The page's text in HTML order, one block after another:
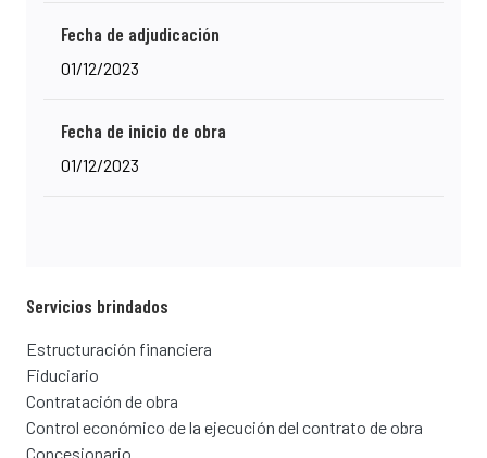
Fecha de adjudicación
01/12/2023
Fecha de inicio de obra
01/12/2023
Servicios brindados
Estructuración financiera
Fiduciario
Contratación de obra
Control económico de la ejecución del contrato de obra
Concesionario